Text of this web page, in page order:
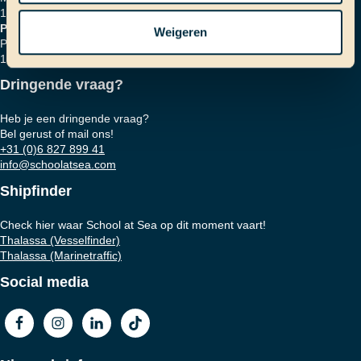
Weigeren
1018 HZ Amsterdam
Postadres
Postbus 16664
1001 RD Amsterdam
Dringende vraag?
Heb je een dringende vraag?
Bel gerust of mail ons!
+31 (0)6 827 899 41
info@schoolatsea.com
Shipfinder
Check hier waar School at Sea op dit moment vaart!
Thalassa (Vesselfinder)
Thalassa (Marinetraffic)
Social media